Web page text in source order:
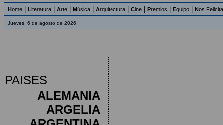
Home Literatura Arte Música Arquitectura Cine Premios Equipo Nos
Jueves, 6 de agosto de 2026
PAISES
ALEMANIA
ARGELIA